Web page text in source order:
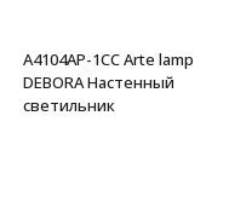
A4104AP-1CC Arte lamp
DEBORA Настенный
светильник